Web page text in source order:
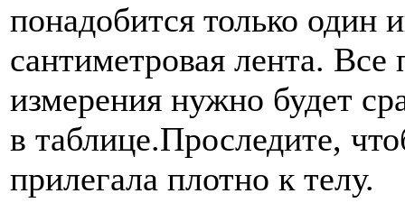
понадобится только один
сантиметровая лента. Все
измерения нужно будет
в таблице.Проследите,
прилегала плотно к телу.